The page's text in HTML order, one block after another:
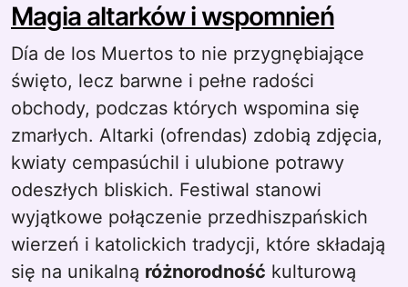
Magia altarków i wspomnień
Día de los Muertos to nie przygnębiające
święto, lecz barwne i pełne radości
obchody, podczas których wspomina się
zmarłych. Altarki (ofrendas) zdobią zdjęcia,
kwiaty cempasúchil i ulubione potrawy
odeszłych bliskich. Festiwal stanowi
wyjątkowe połączenie przedhiszpańskich
wierzeń i katolickich tradycji, które składają
się na unikalną różnorodność kulturową